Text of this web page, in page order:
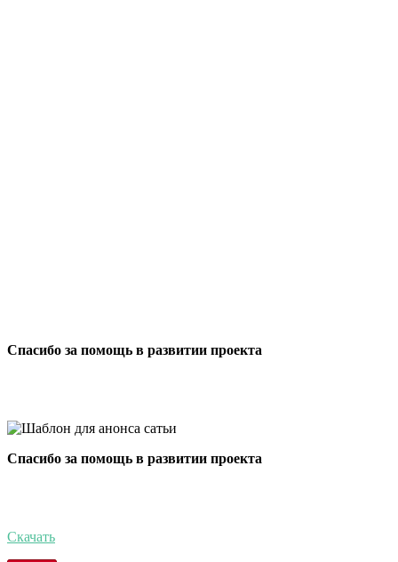
Спасибо за помощь в развитии проекта
Спасибо за помощь в развитии проекта
Скачать